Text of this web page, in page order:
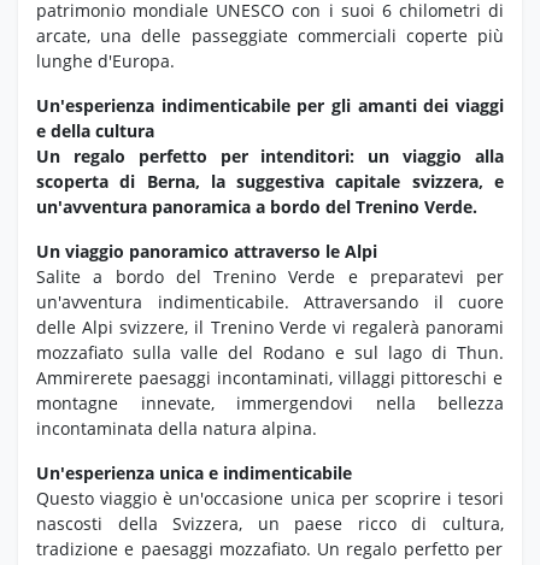
patrimonio mondiale UNESCO con i suoi 6 chilometri di
arcate, una delle passeggiate commerciali coperte più
lunghe d'Europa.
Un'esperienza indimenticabile per gli amanti dei viaggi
e della cultura
Un regalo perfetto per intenditori: un viaggio alla
scoperta di Berna, la suggestiva capitale svizzera, e
un'avventura panoramica a bordo del Trenino Verde.
Un viaggio panoramico attraverso le Alpi
Salite a bordo del Trenino Verde e preparatevi per
un'avventura indimenticabile. Attraversando il cuore
delle Alpi svizzere, il Trenino Verde vi regalerà panorami
mozzafiato sulla valle del Rodano e sul lago di Thun.
Ammirerete paesaggi incontaminati,villaggi pittoreschi e
montagne innevate,immergendovi nella bellezza
incontaminata della natura alpina.
Un'esperienza unica e indimenticabile
Questo viaggio è un'occasione unica per scoprire i tesori
nascosti della Svizzera, un paese ricco di cultura,
tradizione e paesaggi mozzafiato. Un regalo perfetto per